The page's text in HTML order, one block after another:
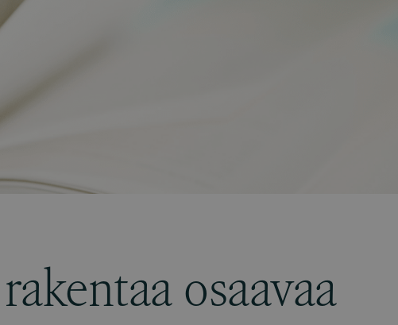
osaavaa